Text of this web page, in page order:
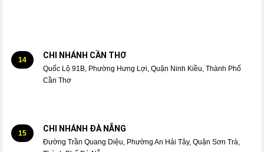
14 CHI NHÁNH CẦN THƠ
Quốc Lộ 91B, Phường Hưng Lợi, Quận Ninh Kiều, Thành Phố
Cần Thơ
15 CHI NHÁNH ĐÀ NẴNG
Đường Trần Quang Diệu, Phường An Hải Tây, Quận Sơn Trà,